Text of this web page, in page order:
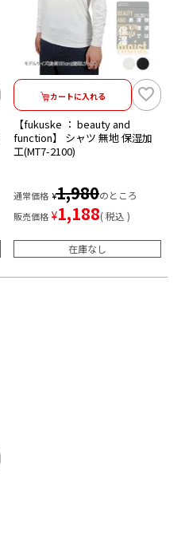
カートに入れる
【fukuske ： beauty and
function】 シャツ 無地 保湿加
工(MT7-2100)
通常価格 ¥1,980のところ
販売価格 ¥1,188 税込
在庫なし